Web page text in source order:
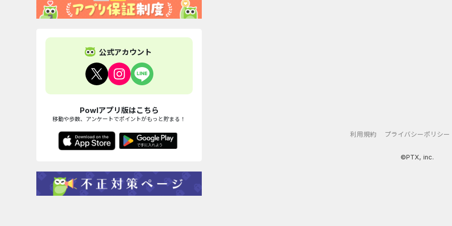
公式アカウント
Powlアプリ版はこちら
移動や歩数、アンケートでポイントがもっと貯まる！
利用規約 プライバシーポリシー
©PTX, inc.